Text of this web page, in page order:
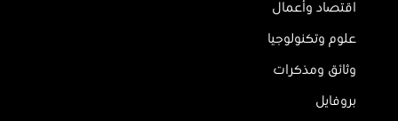
اقتصاد وأعمال
علوم وتكنولوجيا
وثائق ومذكرات
بروفايل